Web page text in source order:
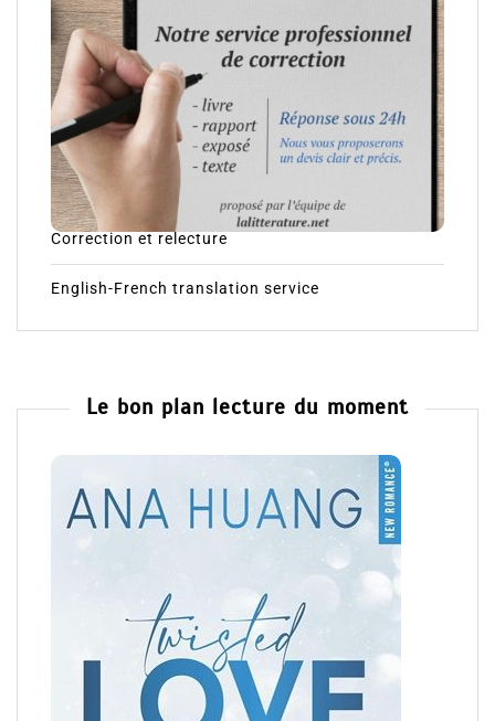
Correction et relecture
English-French translation service
Le bon plan lecture du moment